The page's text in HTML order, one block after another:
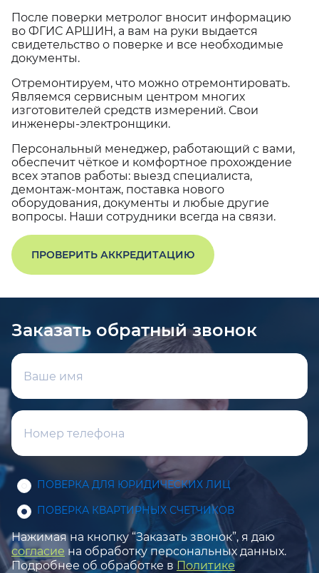
После поверки метролог вносит информацию
во ФГИС АРШИН, а вам на руки выдается
свидетельство о поверке и все необходимые
документы.
Отремонтируем, что можно отремонтировать.
Являемся сервисным центром многих
изготовителей средств измерений. Свои
инженеры-электронщики.
Персональный менеджер, работающий с вами,
обеспечит чёткое и комфортное прохождение
всех этапов работы: выезд специалиста,
демонтаж-монтаж, поставка нового
оборудования, документы и любые другие
вопросы. Наши сотрудники всегда на связи.
ПРОВЕРИТЬ АККРЕДИТАЦИЮ
Заказать обратный звонок
ПОВЕРКА ДЛЯ ЮРИДИЧЕСКИХ ЛИЦ
ПОВЕРКА КВАРТИРНЫХ СЧЕТЧИКОВ
Нажимая на кнопку “Заказать звонок”, я даю
согласие на обработку персональных данных.
Подробнее об обработке в Политике